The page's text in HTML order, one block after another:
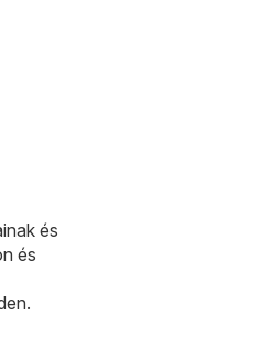
és
és